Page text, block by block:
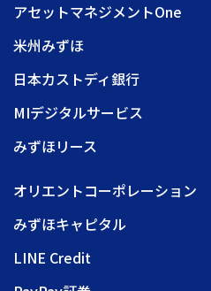
アセットマネジメントOne
米州みずほ
日本カストディ銀行
MIデジタルサービス
みずほリース
オリエントコーポレーション
みずほキャピタル
LINE Credit